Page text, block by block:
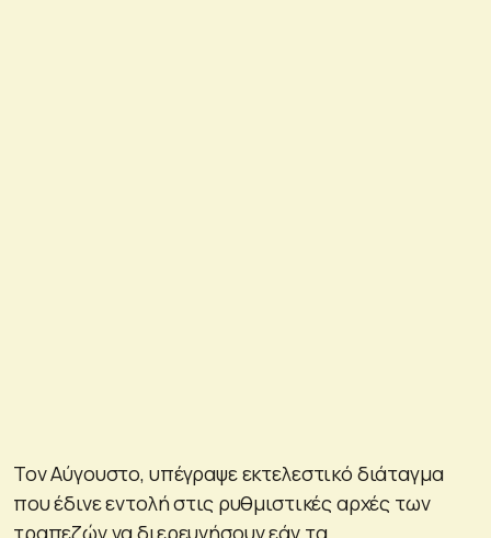
Τον Αύγουστο, υπέγραψε εκτελεστικό διάταγμα
που έδινε εντολή στις ρυθμιστικές αρχές των
τραπεζών να διερευνήσουν εάν τα